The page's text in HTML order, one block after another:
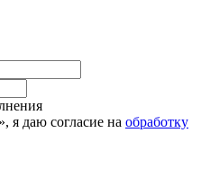
я даю согласие на обработку